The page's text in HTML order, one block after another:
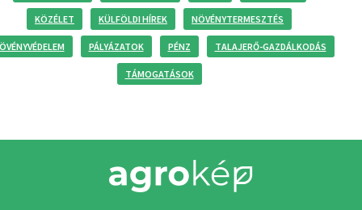
KÖZÉLET KÜLFÖLDI HÍREK NÖVÉNYTERMESZTÉS
PÁLYÁZATOK PÉNZ TALAJERŐ-GAZDÁLKODÁS
TÁMOGATÁSOK